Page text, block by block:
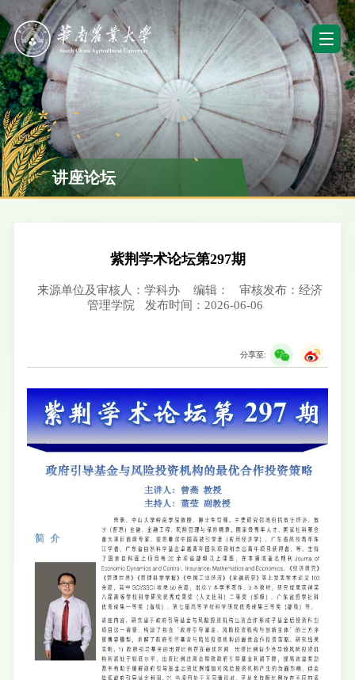
讲座论坛
紫荆学术论坛第297期
来源单位及审核人：学科办 编辑：
审核发布：经济
管理学院
发布时间：2026-06-06
分享至: